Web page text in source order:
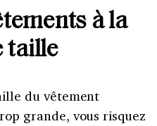
à la
taille
du vêtement
grande, vous risquez